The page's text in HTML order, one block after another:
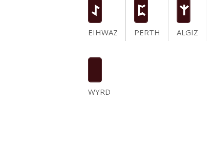
I
EIHWAZ
P
PERTH
Z
ALGIZ
WYRD